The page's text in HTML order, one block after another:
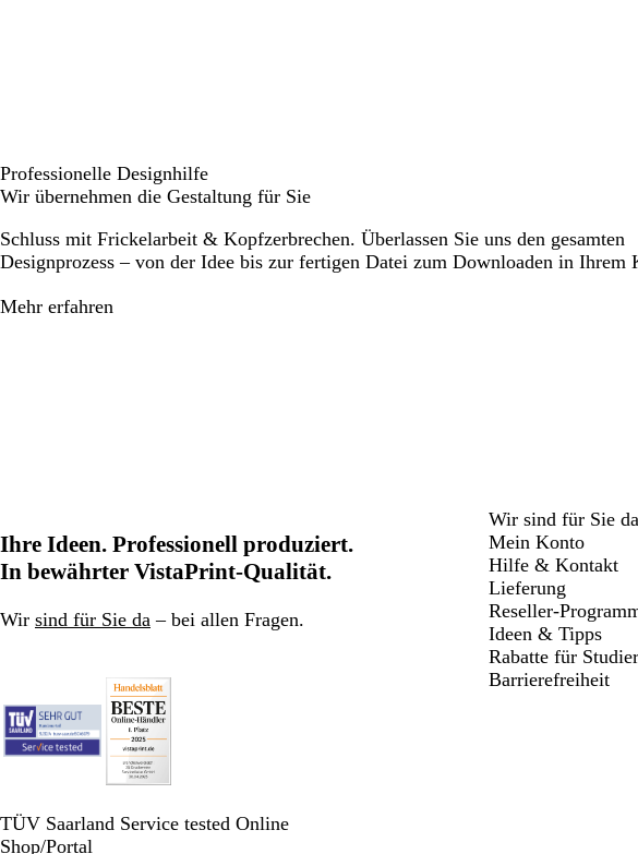
Professionelle Designhilfe
Wir übernehmen die Gestaltung für Sie
Schluss mit Frickelarbeit & Kopfzerbrechen. Überlassen Sie uns den gesamten
Designprozess – von der Idee bis zur fertigen Datei zum Downloaden in Ihrem
Mehr erfahren
Ihre Ideen. Professionell produziert.
In bewährter VistaPrint-Qualität.
Wir sind für Sie da – bei allen Fragen.
TÜV Saarland Service tested Online
Shop/Portal
Wir sind für Sie da
Mein Konto
Hilfe & Kontakt
Lieferung
Reseller-
Ideen & Tipps
Rabatte für
Barrierefreiheit